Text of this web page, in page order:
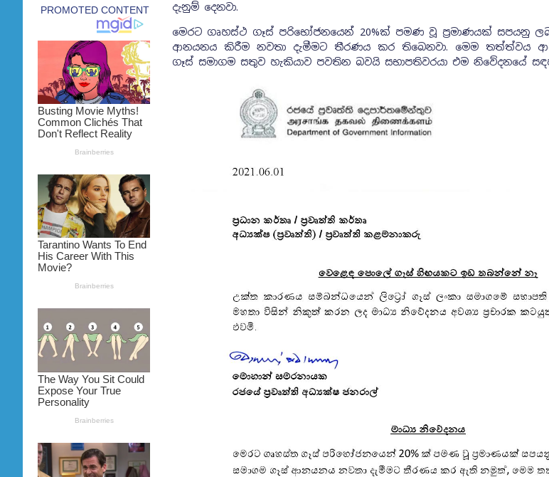
දැනුම් දෙනවා.
මෙරට ගෘහස්ථ ගෑස් පරිභෝජනයෙන් 20%ක් පමණ වූ ප්‍රමාණයක් සපයනු
ආනයනය කිරීම නවතා දැමීමට තීරණය කර තිබෙනවා. මෙම තත්ත්වය
ගෑස් සමාගම සතුව හැකියාව පවතින බවයි සභාපතිවරයා එම නිවේදනයේ